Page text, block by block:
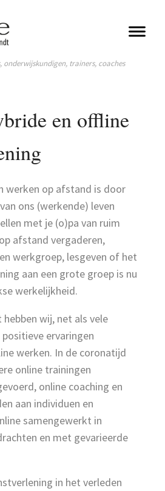
onderwijskundigen, trainers, coaches
en offline
werken op afstand is door
ons (werkende) leven
met je (o)pa van ruim
afstand vergaderen,
werkgroep, lesgeven of het
aan een grote groep is nu
werkelijkheid.
hebben wij, net als vele
ervaringen
werken. In de coronatijd
online trainingen
online coaching en
aan individuen en
samengewerkt in
en met gevarieerde
in het verleden